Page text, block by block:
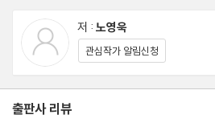
Lesson 4. 독살은 반드시 흔적을 남긴다
추리소설의 여왕은 독극물의 여왕! l 추
물 l 독극물 트릭의 유형
Q1. 블랙 컨슈머의 사망
저 : 노영욱
관심작가 알림신청
출판사 리뷰